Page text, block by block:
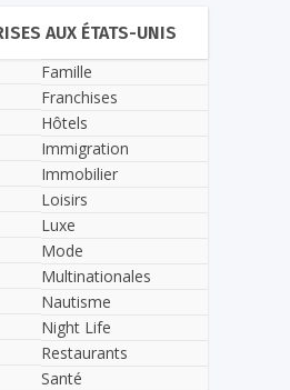
AUX ÉTATS-UNIS
Famille
Franchises
Hôtels
Immigration
Immobilier
Loisirs
Luxe
Mode
Multinationales
Nautisme
Night Life
Restaurants
Santé